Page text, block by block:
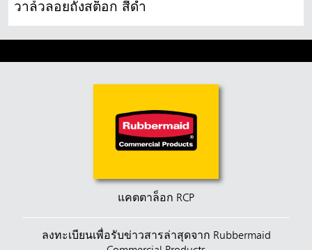
วาล์วลอยถังสต็อก สีดำ
แคตตาล็อก RCP
ลงทะเบียนเพื่อรับข่าวสารล่าสุดจาก Rubbermaid